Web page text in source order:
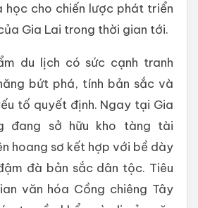
học cho chiến lược phát triển
Gia Lai trong thời gian tới.
du lịch có sức cạnh tranh
bứt phá, tính bản sắc và
tố quyết định. Ngay tại Gia
đang sở hữu kho tàng tài
hoang sơ kết hợp với bề dày
đà bản sắc dân tộc. Tiêu
văn hóa Cồng chiêng Tây